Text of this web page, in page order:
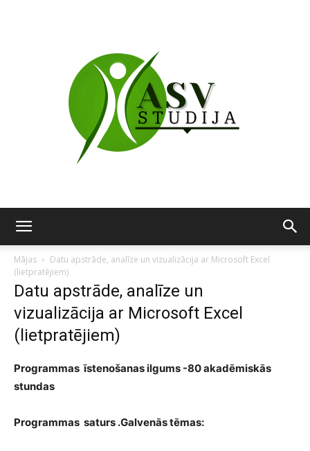
studija
Mājas
Datu apstrāde, analīze un vizualizācija ar Microsoft Excel
(lietpratējiem)
Datu apstrāde, analīze un
vizualizācija ar Microsoft Excel
(lietpratējiem)
Programmas īstenošanas ilgums -80 akadēmiskās
stundas
Programmas saturs .Galvenās tēmas: